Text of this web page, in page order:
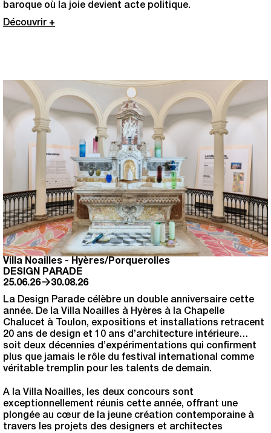
baroque où la joie devient acte politique.
Découvrir +
Villa Noailles - Hyères/Porquerolles
DESIGN PARADE
25.06.26→30.08.26
La Design Parade célèbre un double anniversaire cette
année. De la Villa Noailles à Hyères à la Chapelle
Chalucet à Toulon, expositions et installations retracent
20 ans de design et 10 ans d’architecture intérieure…
soit deux décennies d’expérimentations qui confirment
plus que jamais le rôle du festival international comme
véritable tremplin pour les talents de demain.
A la Villa Noailles, les deux concours sont
exceptionnellement réunis cette année, offrant une
plongée au cœur de la jeune création contemporaine à
travers les projets des designers et architectes